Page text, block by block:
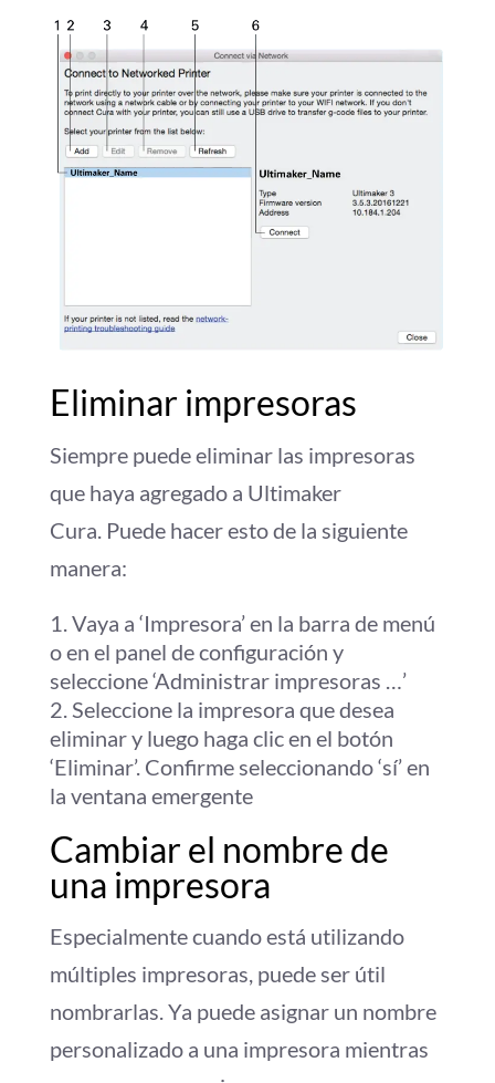
Eliminar impresoras
Siempre puede eliminar las impresoras
que haya agregado a Ultimaker
Cura. Puede hacer esto de la siguiente
manera:
Vaya a ‘Impresora’ en la barra de menú
o en el panel de configuración y
seleccione ‘Administrar impresoras …’
Seleccione la impresora que desea
eliminar y luego haga clic en el botón
‘Eliminar’. Confirme seleccionando ‘sí’ en
la ventana emergente
Cambiar el nombre de
una impresora
Especialmente cuando está utilizando
múltiples impresoras, puede ser útil
nombrarlas. Ya puede asignar un nombre
personalizado a una impresora mientras